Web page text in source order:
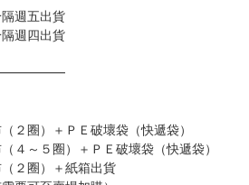
９：００
會不定時回覆）
不含假日＆國定假日）